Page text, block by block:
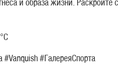
и образа жизни.
#ГалереяСпорта